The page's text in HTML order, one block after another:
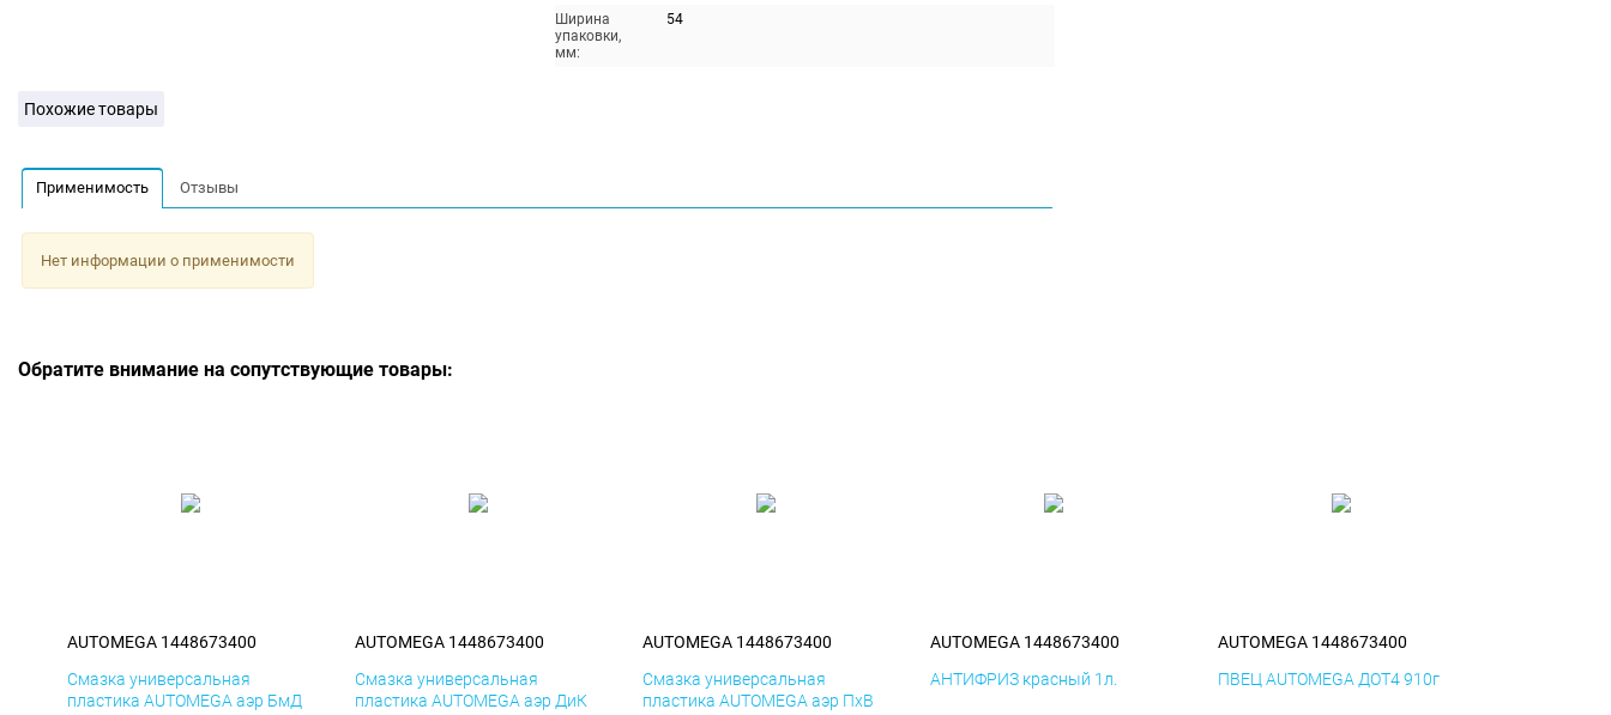
Ширина
упаковки,
мм:
54
Похожие товары
Применимость Отзывы
Нет информации о применимости
Обратите внимание на сопутствующие товары:
AUTOMEGA 1448673400
Смазка универсальная
пластика AUTOMEGA аэр БмД
AUTOMEGA 1448673400
Смазка универсальная
пластика AUTOMEGA аэр ДиК
AUTOMEGA 1448673400
Смазка универсальная
пластика AUTOMEGA аэр ПхВ
AUTOMEGA 1448673400
АНТИФРИЗ красный 1л.
AUTOMEGA 1448673400
ПВЕЦ AUTOMEGA ДОТ4 910г